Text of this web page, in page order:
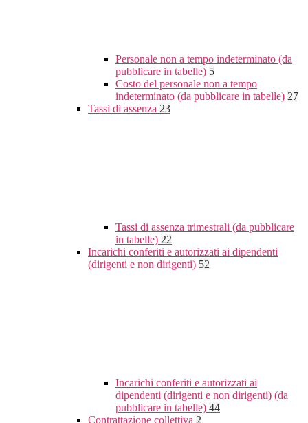
Personale non a tempo indeterminato (da
pubblicare in tabelle) 5
Costo del personale non a tempo
indeterminato (da pubblicare in tabelle) 27
Tassi di assenza 23
Tassi di assenza trimestrali (da pubblicare
in tabelle) 22
Incarichi conferiti e autorizzati ai dipendenti
(dirigenti e non dirigenti) 52
Incarichi conferiti e autorizzati ai
dipendenti (dirigenti e non dirigenti) (da
pubblicare in tabelle) 44
Contrattazione collettiva 2